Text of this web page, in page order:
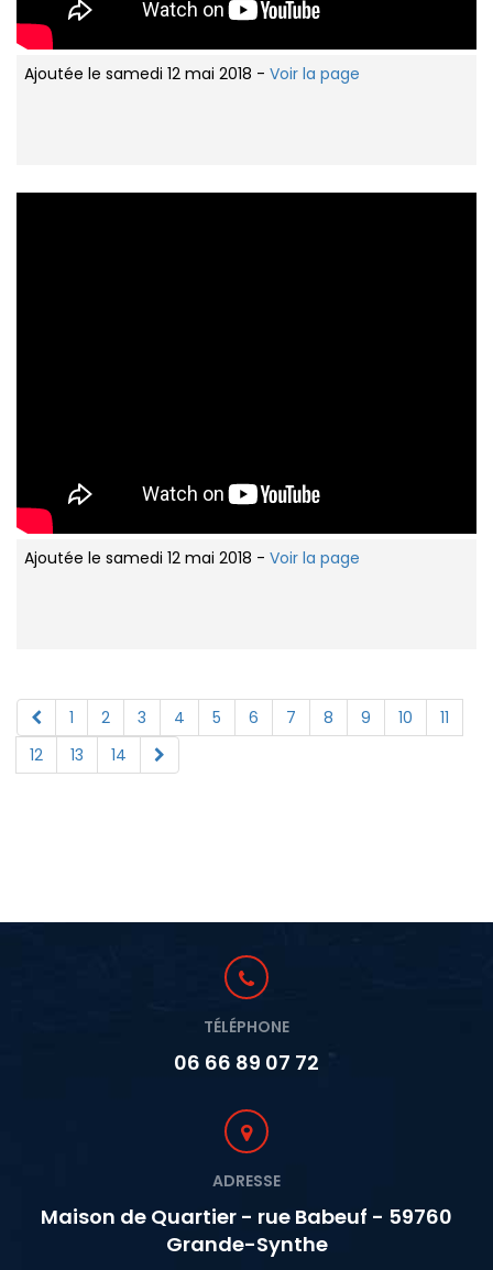
Ajoutée le samedi 12 mai 2018 - Voir la page
Ajoutée le samedi 12 mai 2018 - Voir la page
1 2 3 4 5 6 7 8 9 10
11
12
13 14
TÉLÉPHONE
06 66 89 07 72
ADRESSE
Maison de Quartier - rue Babeuf - 59760
Grande-Synthe